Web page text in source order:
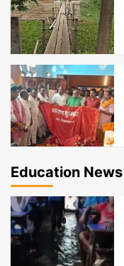
Education News